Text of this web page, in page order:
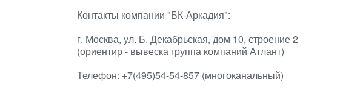
Контакты компании "БК-Аркадия":
г. Москва, ул. Б. Декабрьская, дом 10, строение 2
(ориентир - вывеска группа компаний Атлант)
Телефон: +7(495)54-54-857 (многоканальный)